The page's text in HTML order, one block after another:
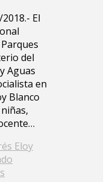
El
del
Aguas
en
Blanco
Eloy